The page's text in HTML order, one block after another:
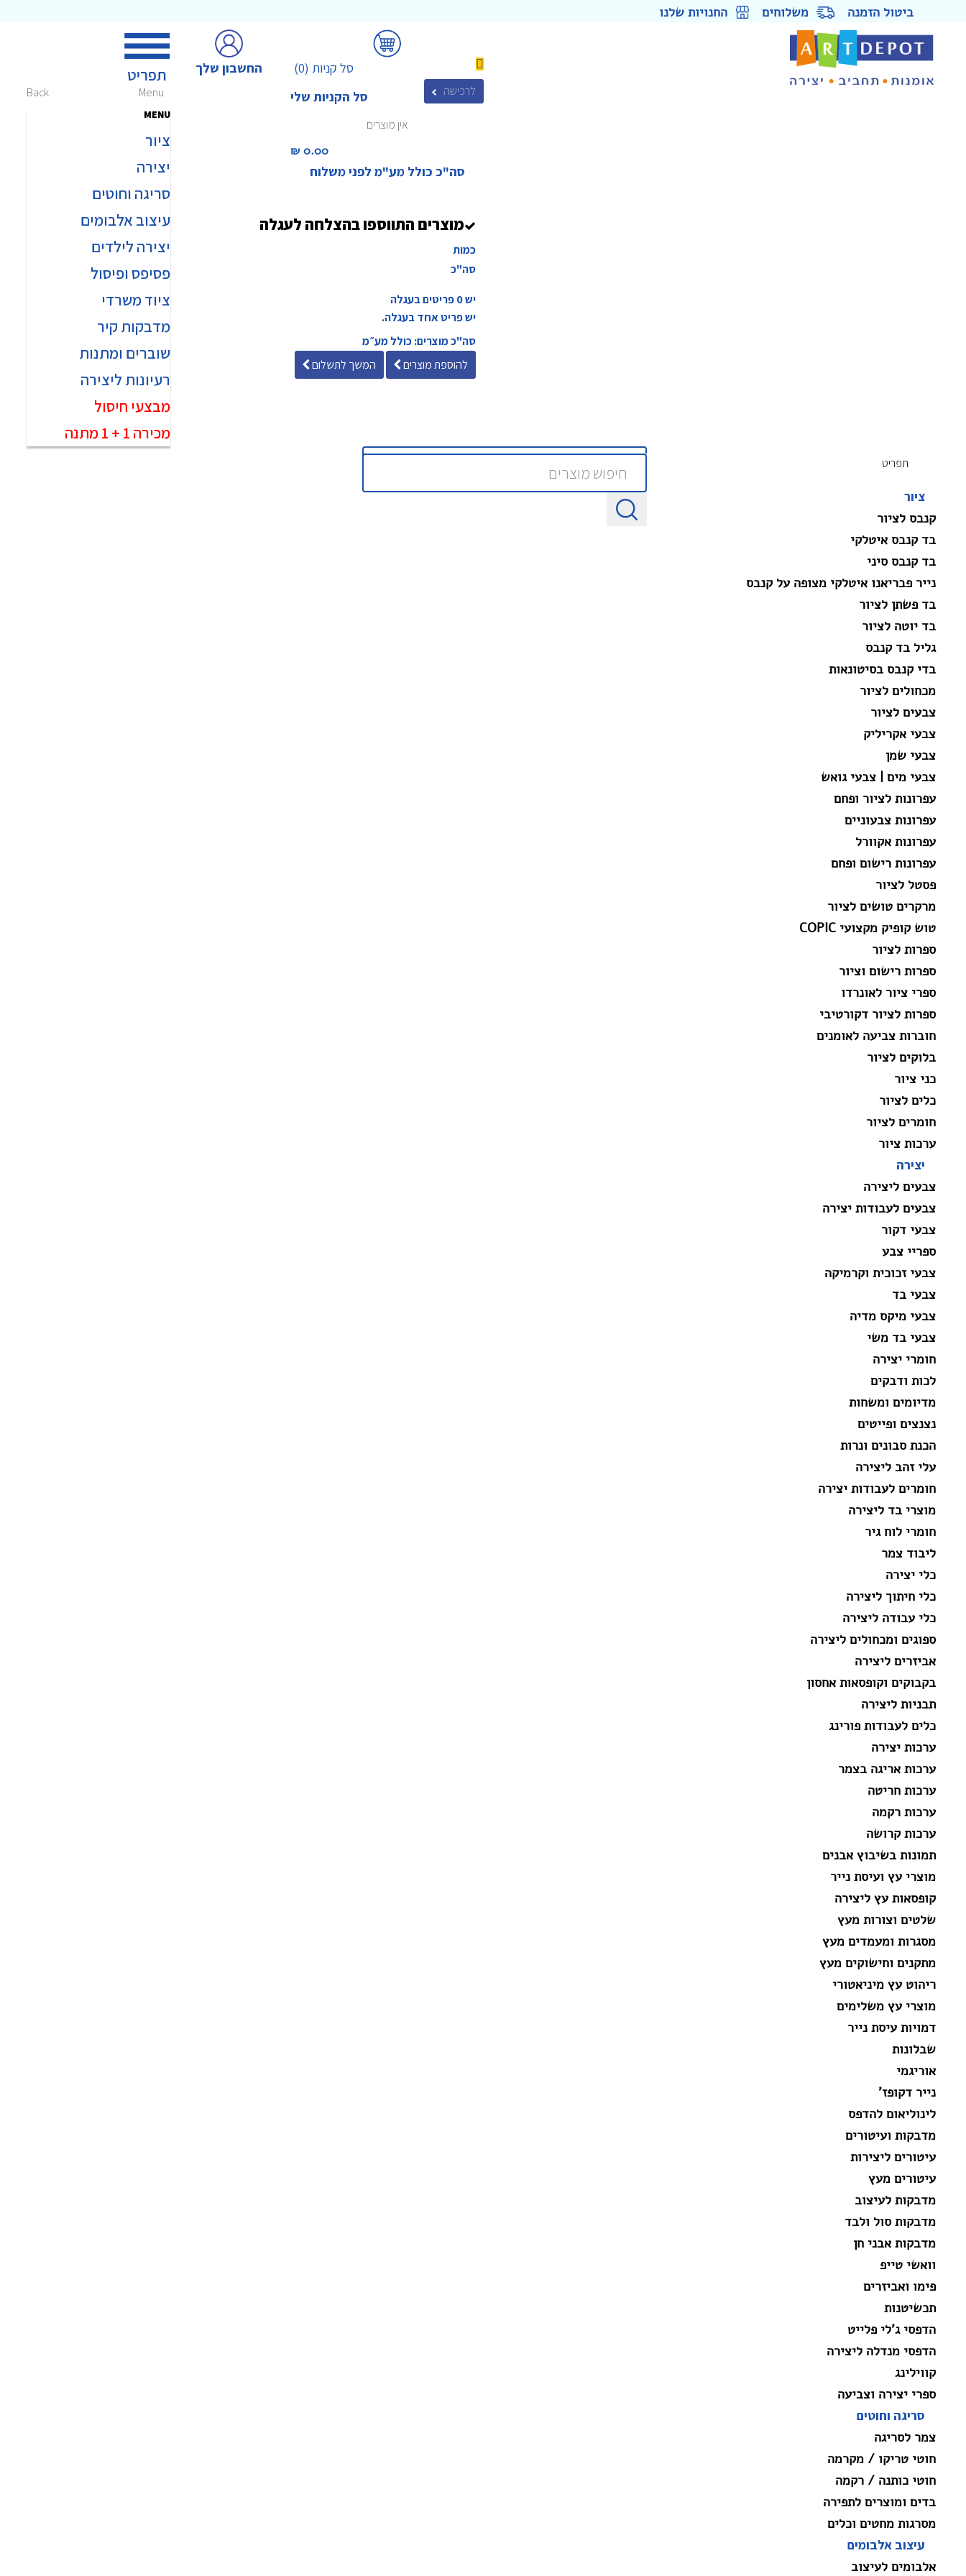
ביטול הזמנה משלוחים החנויות שלנו
Menu
Back
MENU
ציור
יצירה
סריגה וחוטים
עיצוב אלבומים
יצירה לילדים
פסיפס ופיסול
ציוד משרדי
מדבקות קיר
שוברים ומתנות
מבצעי חיסול
רעיונות ליצירה
מכירה 1 + 1 מתנה
החשבון שלך (0) סל קניות
סל הקניות שלי
לרכישה
אין מוצרים
0.00 ₪‎
סה"כ כולל מע"מ לפני משלוח
מוצרים התווספו בהצלחה לעגלה
כמות
סה"כ
יש0פריטים בעגלה
יש פריט אחד בעגלה.
סה"כ מוצרים: כולל מע״מ
להוספת מוצרים
המשך לתשלום
תפריט
ציור
קנבס לציור
בד קנבס איטלקי
בד קנבס סיני
נייר פבריאנו איטלקי מצופה על קנבס
בד פשתן לציור
בד יוטה לציור
גליל בד קנבס
בדי קנבס בסיטונאות
מכחולים לציור
צבעים לציור
צבעי אקריליק
צבעי שמן
צבעי מים | צבעי גואש
עפרונות לציור ופחם
עפרונות צבעוניים
עפרונות אקוורל
עפרונות רישום ופחם
פסטל לציור
מרקרים טושים לציור
טוש קופיק מקצועי COPIC
ספרות לציור
ספרות רישום וציור
ספרי ציור לאונרדו
ספרות לציור דקורטיבי
חוברות צביעה לאומנים
בלוקים לציור
כני ציור
כלים לציור
חומרים לציור
ערכות ציור
יצירה
צבעים ליצירה
צבעים לעבודות יצירה
צבעי דקור
ספריי צבע
צבעי זכוכית וקרמיקה
צבעי בד
צבעי מיקס מדיה
צבעי בד משי
חומרי יצירה
לכות ודבקים
מדיומים ומשחות
נצנצים ופייטים
הכנת סבונים ונרות
עלי זהב ליצירה
חומרים לעבודות יצירה
מוצרי בד ליצירה
חומרי לוח גיר
ליבוד צמר
כלי יצירה
כלי חיתוך ליצירה
כלי עבודה ליצירה
ספוגים ומכחולים ליצירה
אביזרים ליצירה
בקבוקים וקופסאות אחסון
תבניות ליצירה
כלים לעבודות פורינג
ערכות יצירה
ערכות אריגה בצמר
ערכות חריטה
ערכות רקמה
ערכות קרושה
תמונות בשיבוץ אבנים
מוצרי עץ ועיסת נייר
קופסאות עץ ליצירה
שלטים וצורות מעץ
מסגרות ומעמדים מעץ
מתקנים וחישוקים מעץ
ריהוט עץ מיניאטורי
מוצרי עץ משלימים
דמויות עיסת נייר
שבלונות
אוריגמי
נייר דקופז'
לינוליאום להדפס
מדבקות ועיטורים
עיטורים ליצירות
עיטורים מעץ
מדבקות לעיצוב
מדבקות סול ולבד
מדבקות אבני חן
וואשי טייפ
פימו ואביזרים
תכשיטנות
הדפסי ג'לי פלייט
הדפסי מנדלה ליצירה
קווילינג
ספרי יצירה וצביעה
סריגה וחוטים
צמר לסריגה
חוטי טריקו / מקרמה
חוטי כותנה / רקמה
בדים ומוצרים לתפירה
מסרגות מחטים וכלים
עיצוב אלבומים
אלבומים לעיצוב